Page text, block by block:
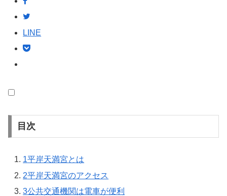
LINE
目次
1平岸天満宮とは
2平岸天満宮のアクセス
3公共交通機関は電車が便利